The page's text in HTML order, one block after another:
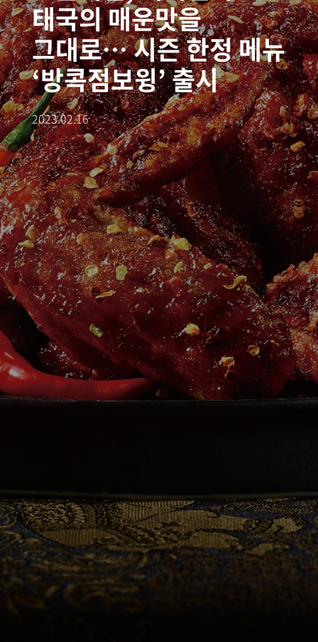
태국의 매운맛을
그대로… 시즌 한정 메뉴
‘방콕점보윙’ 출시
2023.02.16